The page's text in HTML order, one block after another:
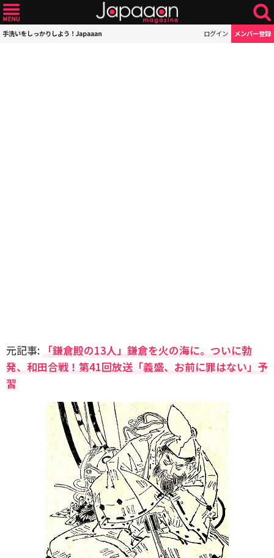
手洗いをしっかりしよう！Japaaan ログイン メンバー登録
元記事: 「鎌倉殿の13人」鎌倉を火の海に。ついに勃
発、和田合戦！第41回放送「義盛、お前に罪はない」予
習